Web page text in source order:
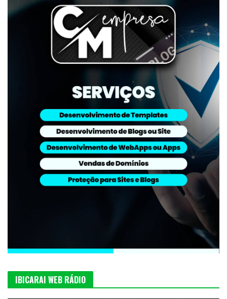
IBICARAI WEB RÁDIO